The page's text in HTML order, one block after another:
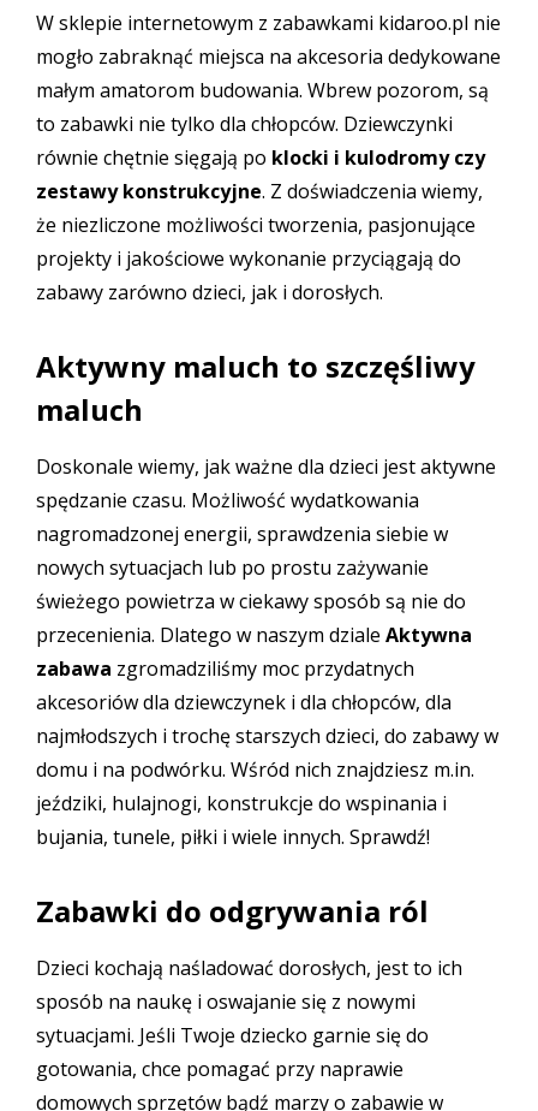
W sklepie internetowym z zabawkami kidaroo.pl nie
mogło zabraknąć miejsca na akcesoria dedykowane
małym amatorom budowania. Wbrew pozorom, są
to zabawki nie tylko dla chłopców. Dziewczynki
równie chętnie sięgają po klocki i kulodromyczy
zestawy konstrukcyjne. Z doświadczenia wiemy,
że niezliczone możliwości tworzenia, pasjonujące
projekty i jakościowe wykonanie przyciągają do
zabawy zarówno dzieci, jak i dorosłych.
Aktywny maluch to szczęśliwy
maluch
Doskonale wiemy, jak ważne dla dzieci jest aktywne
spędzanie czasu. Możliwość wydatkowania
nagromadzonej energii, sprawdzenia siebie w
nowych sytuacjach lub po prostu zażywanie
świeżego powietrza w ciekawy sposób są nie do
przecenienia. Dlatego w naszym dziale Aktywna
zabawa zgromadziliśmy moc przydatnych
akcesoriów dla dziewczynek i dla chłopców, dla
najmłodszych i trochę starszych dzieci, do zabawy w
domu i na podwórku. Wśród nich znajdziesz m.in.
jeździki, hulajnogi, konstrukcje do wspinania i
bujania, tunele, piłki i wiele innych. Sprawdź!
Zabawki do odgrywania ról
Dzieci kochają naśladować dorosłych, jest to ich
sposób na naukę i oswajanie się z nowymi
sytuacjami. Jeśli Twoje dziecko garnie się do
gotowania, chce pomagać przy naprawie
domowych sprzętów bądź marzy o zabawie w